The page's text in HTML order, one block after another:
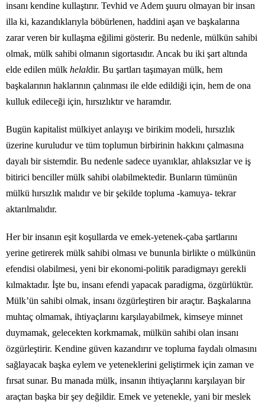
insanı kendine kullaştırır. Tevhid ve Adem şuuru olmayan bir insan
illa ki, kazandıklarıyla böbürlenen, haddini aşan ve başkalarına
zarar veren bir kullaşma eğilimi gösterir. Bu nedenle, mülkün sahibi
olmak, mülk sahibi olmanın sigortasıdır. Ancak bu iki şart altında
elde edilen mülk helaldir. Bu şartları taşımayan mülk, hem
başkalarının haklarının çalınması ile elde edildiği için, hem de ona
kulluk edileceği için, hırsızlıktır ve haramdır.
Bugün kapitalist mülkiyet anlayışı ve birikim modeli, hırsızlık
üzerine kuruludur ve tüm toplumun birbirinin hakkını çalmasına
dayalı bir sistemdir. Bu nedenle sadece uyanıklar, ahlaksızlar ve iş
bitirici benciller mülk sahibi olabilmektedir. Bunların tümünün
mülkü hırsızlık malıdır ve bir şekilde topluma -kamuya- tekrar
aktarılmalıdır.
Her bir insanın eşit koşullarda ve emek-yetenek-çaba şartlarını
yerine getirerek mülk sahibi olması ve bununla birlikte o mülkünün
efendisi olabilmesi, yeni bir ekonomi-politik paradigmayı gerekli
kılmaktadır. İşte bu, insanı efendi yapacak paradigma, özgürlüktür.
Mülk’ün sahibi olmak, insanı özgürleştiren bir araçtır. Başkalarına
muhtaç olmamak, ihtiyaçlarını karşılayabilmek, kimseye minnet
duymamak, gelecekten korkmamak, mülkün sahibi olan insanı
özgürleştirir. Kendine güven kazandırır ve topluma faydalı olmasını
sağlayacak başka eylem ve yeteneklerini geliştirmek için zaman ve
fırsat sunar. Bu manada mülk, insanın ihtiyaçlarını karşılayan bir
araçtan başka bir şey değildir. Emek ve yetenekle, yani bir meslek